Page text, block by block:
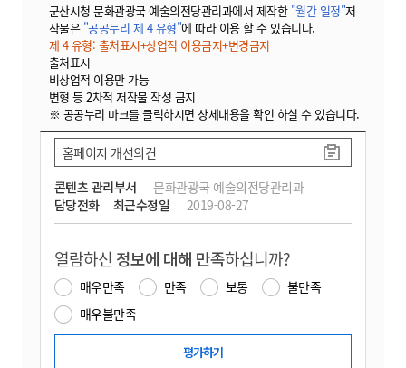
군산시청 문화관광국 예술의전당관리과에서 제작한 "월간 일정"저
작물은 "공공누리 제 4 유형"에 따라 이용 할 수 있습니다.
제 4 유형: 출처표시+상업적 이용금지+변경금지
출처표시
비상업적 이용만 가능
변형 등 2차적 저작물 작성 금지
※ 공공누리 마크를 클릭하시면 상세내용을 확인 하실 수 있습니다.
콘텐츠 관리부서
문화관광국 예술의전당관리과
담당전화
최근수정일 2019-08-27
홈페이지 개선의견
열람하신 정보에 대해 만족하십니까?
매우만족 만족 보통
불만족
매우불만족